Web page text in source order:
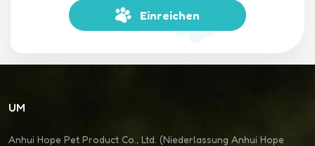
Einreichen
UM
Anhui Hope Pet Product Co., Ltd. (Niederlassung Anhui Hope